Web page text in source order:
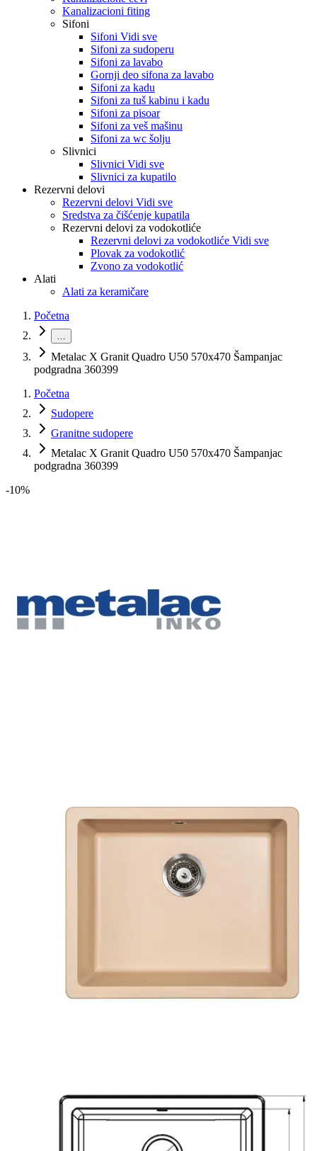
Kanalizacioni fiting
Sifoni
Sifoni Vidi sve
Sifoni za sudoperu
Sifoni za lavabo
Gornji deo sifona za lavabo
Sifoni za kadu
Sifoni za tuš kabinu i kadu
Sifoni za pisoar
Sifoni za veš mašinu
Sifoni za wc šolju
Slivnici
Slivnici Vidi sve
Slivnici za kupatilo
Rezervni delovi
Rezervni delovi Vidi sve
Sredstva za čišćenje kupatila
Rezervni delovi za vodokotliće
Rezervni delovi za vodokotliće Vidi sve
Plovak za vodokotlić
Zvono za vodokotlić
Alati
Alati za keramičare
Početna
…
Metalac X Granit Quadro U50 570x470 Šampanjac
podgradna 360399
Početna
Sudopere
Granitne sudopere
Metalac X Granit Quadro U50 570x470 Šampanjac
podgradna 360399
-10%